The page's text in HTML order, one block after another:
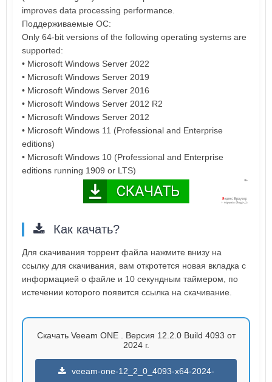
improves data processing performance.
Поддерживаемые ОС:
Only 64-bit versions of the following operating systems are
supported:
• Microsoft Windows Server 2022
• Microsoft Windows Server 2019
• Microsoft Windows Server 2016
• Microsoft Windows Server 2012 R2
• Microsoft Windows Server 2012
• Microsoft Windows 11 (Professional and Enterprise
editions)
• Microsoft Windows 10 (Professional and Enterprise
editions running 1909 or LTS)
Как качать?
Для скачивания торрент файла нажмите внизу на
ссылку для скачивания, вам откротется новая вкладка с
информацией о файле и 10 секундным таймером, по
истечении которого появится ссылка на скачивание.
Скачать Veeam ONE . Версия 12.2.0 Build 4093 от
2024 г.
veeam-one-12_2_0_4093-x64-2024-